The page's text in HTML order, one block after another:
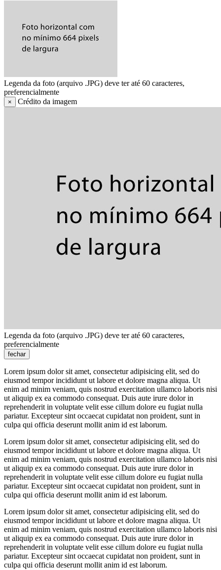
Legenda da foto (arquivo .JPG) deve ter até 60 caracteres,
preferencialmente
× Crédito da imagem
Legenda da foto (arquivo .JPG) deve ter até 60 caracteres,
preferencialmente
fechar
Lorem ipsum dolor sit amet, consectetur adipisicing elit, sed do
eiusmod tempor incididunt ut labore et dolore magna aliqua. Ut
enim ad minim veniam, quis nostrud exercitation ullamco laboris nisi
ut aliquip ex ea commodo consequat. Duis aute irure dolor in
reprehenderit in voluptate velit esse cillum dolore eu fugiat nulla
pariatur. Excepteur sint occaecat cupidatat non proident, sunt in
culpa qui officia deserunt mollit anim id est laborum.
Lorem ipsum dolor sit amet, consectetur adipisicing elit, sed do
eiusmod tempor incididunt ut labore et dolore magna aliqua. Ut
enim ad minim veniam, quis nostrud exercitation ullamco laboris nisi
ut aliquip ex ea commodo consequat. Duis aute irure dolor in
reprehenderit in voluptate velit esse cillum dolore eu fugiat nulla
pariatur. Excepteur sint occaecat cupidatat non proident, sunt in
culpa qui officia deserunt mollit anim id est laborum.
Lorem ipsum dolor sit amet, consectetur adipisicing elit, sed do
eiusmod tempor incididunt ut labore et dolore magna aliqua. Ut
enim ad minim veniam, quis nostrud exercitation ullamco laboris nisi
ut aliquip ex ea commodo consequat. Duis aute irure dolor in
reprehenderit in voluptate velit esse cillum dolore eu fugiat nulla
pariatur. Excepteur sint occaecat cupidatat non proident, sunt in
culpa qui officia deserunt mollit anim id est laborum.